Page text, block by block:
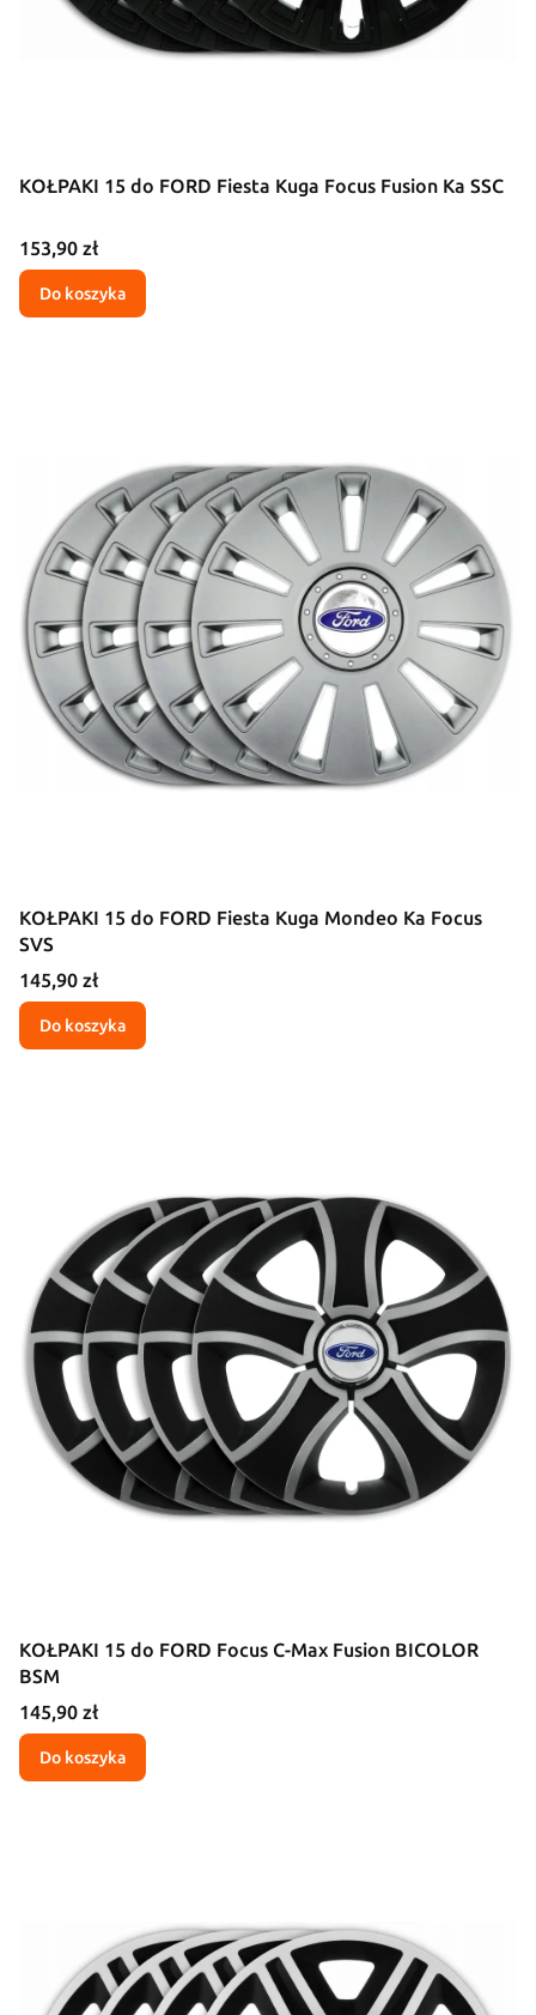
KOŁPAKI 15 do FORD Fiesta Kuga Focus Fusion Ka SSC
Cena
153,90 zł
Do koszyka
KOŁPAKI 15 do FORD Fiesta Kuga Mondeo Ka Focus
SVS
Cena
145,90 zł
Do koszyka
KOŁPAKI 15 do FORD Focus C-Max Fusion BICOLOR
BSM
Cena
145,90 zł
Do koszyka